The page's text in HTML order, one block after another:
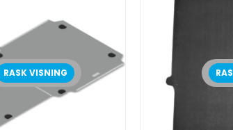
RASK VISNING